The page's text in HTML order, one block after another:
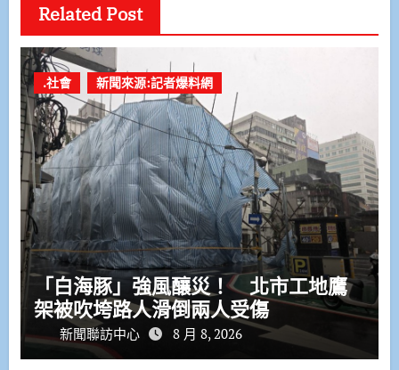
Related Post
.社會 新聞來源:記者爆料網
「白海豚」強風釀災！ 北市工地鷹
架被吹垮路人滑倒兩人受傷
新聞聯訪中心 8 月 8, 2026